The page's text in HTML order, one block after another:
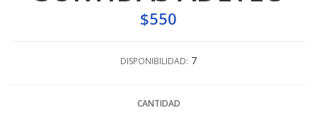
$550
DISPONIBILIDAD: 7
CANTIDAD